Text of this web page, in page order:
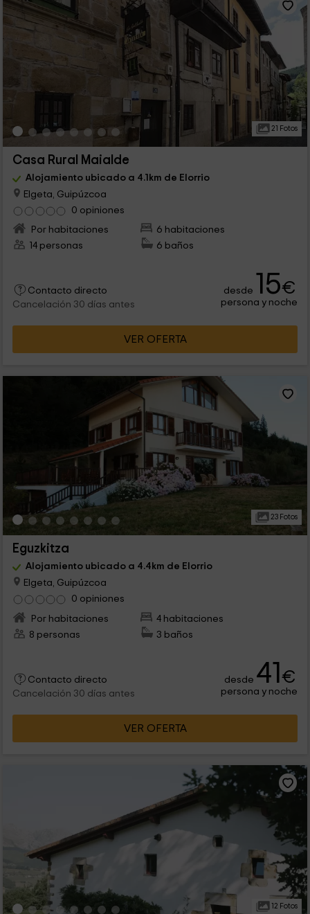
21 Fotos
Casa Rural Maialde
Alojamiento ubicado a 4.1km de Elorrio
Elgeta, Guipúzcoa
0 opiniones
Por habitaciones
6 habitaciones
14 personas
6 baños
Contacto directo
Cancelación 30 días antes
desde 15€
persona y noche
VER OFERTA
23 Fotos
Eguzkitza
Alojamiento ubicado a 4.4km de Elorrio
Elgeta, Guipúzcoa
0 opiniones
Por habitaciones
4 habitaciones
8 personas
3 baños
Contacto directo
Cancelación 30 días antes
desde 41€
persona y noche
VER OFERTA
12 Fotos